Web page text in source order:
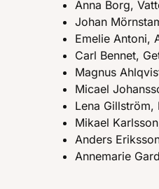
Anna Borg,
Johan
Emelie Antoni,
Carl Bennet,
Magnus
Micael
Lena Gillström,
Mikael
Anders
Annemarie